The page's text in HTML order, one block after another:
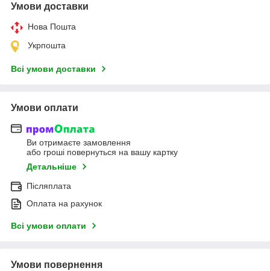
Умови доставки
Нова Пошта
Укрпошта
Всі умови доставки
Умови оплати
Ви отримаєте замовлення
або гроші повернуться на вашу картку
Детальніше
Післяплата
Оплата на рахунок
Всі умови оплати
Умови повернення